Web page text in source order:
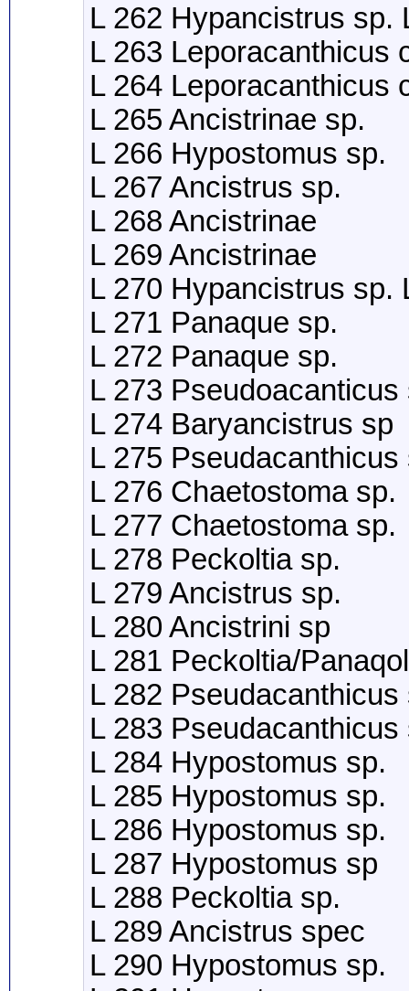
L 262 Hypancistrus sp.
L 263 Leporacanthicus
L 264 Leporacanthicus
L 265 Ancistrinae sp.
L 266 Hypostomus sp.
L 267 Ancistrus sp.
L 268 Ancistrinae
L 269 Ancistrinae
L 270 Hypancistrus sp.
L 271 Panaque sp.
L 272 Panaque sp.
L 273 Pseudoacanticus
L 274 Baryancistrus sp
L 275 Pseudacanthicus
L 276 Chaetostoma sp.
L 277 Chaetostoma sp.
L 278 Peckoltia sp.
L 279 Ancistrus sp.
L 280 Ancistrini sp
L 281 Peckoltia/
L 282 Pseudacanthicus
L 283 Pseudacanthicus
L 284 Hypostomus sp.
L 285 Hypostomus sp.
L 286 Hypostomus sp.
L 287 Hypostomus sp
L 288 Peckoltia sp.
L 289 Ancistrus spec
L 290 Hypostomus sp.